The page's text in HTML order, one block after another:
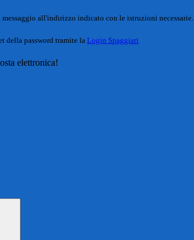
all'indirizzo indicato con le istruzioni necessarie.
della password tramite la Login Spaggiari
elettronica!